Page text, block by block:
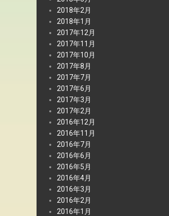
2018年2月
2018年1月
2017年12月
2017年11月
2017年10月
2017年8月
2017年7月
2017年6月
2017年3月
2017年2月
2016年12月
2016年11月
2016年7月
2016年6月
2016年5月
2016年4月
2016年3月
2016年2月
2016年1月